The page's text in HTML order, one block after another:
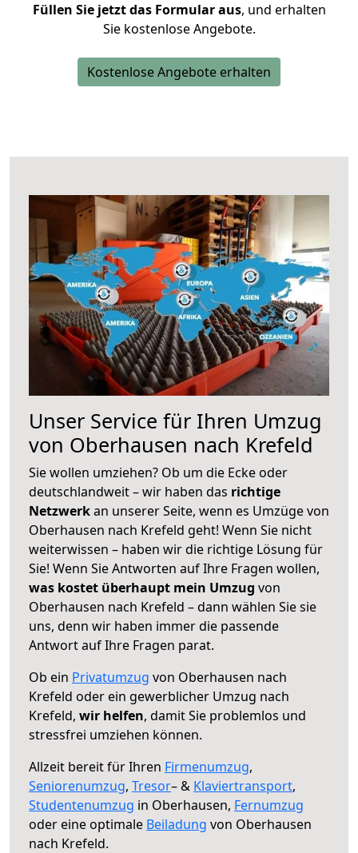
Füllen Sie jetzt das Formular aus, und erhalten
Sie kostenlose Angebote.
Kostenlose Angebote erhalten
Unser Service für Ihren Umzug
von Oberhausen nach Krefeld
Sie wollen umziehen? Ob um die Ecke oder
deutschlandweit – wir haben das richtige
Netzwerkan unserer Seite, wenn es Umzüge von
Oberhausen nach Krefeld geht! Wenn Sie nicht
weiterwissen – haben wir die richtige Lösung für
Sie! Wenn Sie Antworten auf Ihre Fragen wollen,
was kostet überhaupt mein Umzug von
Oberhausen nach Krefeld – dann wählen Sie sie
uns, denn wir haben immer die passende
Antwort auf Ihre Fragen parat.
Ob ein Privatumzug von Oberhausen nach
Krefeld oder ein gewerblicher Umzug nach
Krefeld, wir helfen, damit Sie problemlos und
stressfrei umziehen können.
Allzeit bereit für Ihren Firmenumzug,
Seniorenumzug, Tresor– & Klaviertransport,
Studentenumzug in Oberhausen, Fernumzug
oder eine optimale Beiladung von Oberhausen
nach Krefeld.